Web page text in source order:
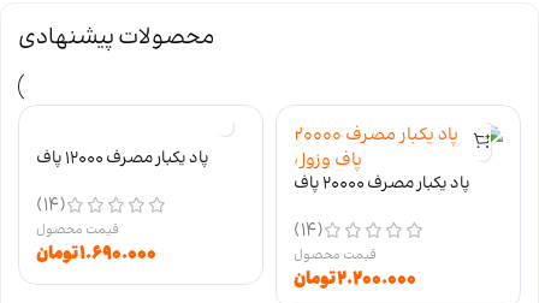
محصولات پیشنهادی
پاد یکبار مصرف 20000 پاف
(14)
۲.۲۰۰.۰۰۰تومان
پاد یکبار مصرف 12000 پاف
(14)
۱.۶۹۰.۰۰۰تومان